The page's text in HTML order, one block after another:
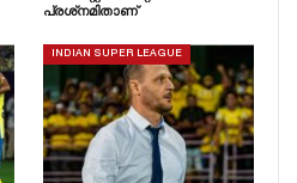
പ്രശ്‌നമിതാണ്
INDIAN SUPER LEAGUE